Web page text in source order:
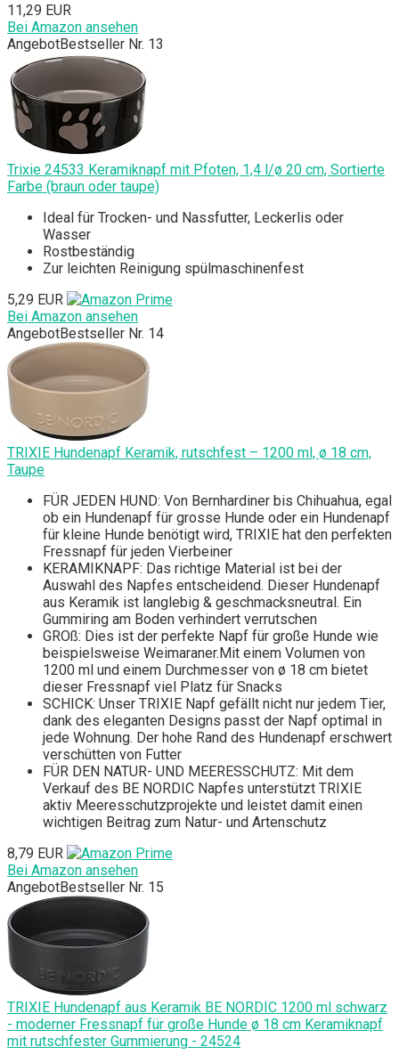
11,29 EUR
Bei Amazon ansehen
AngebotBestseller Nr. 13
Trixie 24533 Keramiknapf mit Pfoten, 1,4 l/ø 20 cm, Sortierte
Farbe (braun oder taupe)
Ideal für Trocken- und Nassfutter, Leckerlis oder
Wasser
Rostbeständig
Zur leichten Reinigung spülmaschinenfest
5,29 EUR
Bei Amazon ansehen
AngebotBestseller Nr. 14
TRIXIE Hundenapf Keramik, rutschfest – 1200 ml, ø 18 cm,
Taupe
FÜR JEDEN HUND: Von Bernhardiner bis Chihuahua, egal
ob ein Hundenapf für grosse Hunde oder ein Hundenapf
für kleine Hunde benötigt wird, TRIXIE hat den perfekten
Fressnapf für jeden Vierbeiner
KERAMIKNAPF: Das richtige Material ist bei der
Auswahl des Napfes entscheidend. Dieser Hundenapf
aus Keramik ist langlebig & geschmacksneutral. Ein
Gummiring am Boden verhindert verrutschen
GROß: Dies ist der perfekte Napf für große Hunde wie
beispielsweise Weimaraner.Mit einem Volumen von
1200 ml und einem Durchmesser von ø 18 cm bietet
dieser Fressnapf viel Platz für Snacks
SCHICK: Unser TRIXIE Napf gefällt nicht nur jedem Tier,
dank des eleganten Designs passt der Napf optimal in
jede Wohnung. Der hohe Rand des Hundenapf erschwert
verschütten von Futter
FÜR DEN NATUR- UND MEERESSCHUTZ: Mit dem
Verkauf des BE NORDIC Napfes unterstützt TRIXIE
aktiv Meeresschutzprojekte und leistet damit einen
wichtigen Beitrag zum Natur- und Artenschutz
8,79 EUR
Bei Amazon ansehen
AngebotBestseller Nr. 15
TRIXIE Hundenapf aus Keramik BE NORDIC 1200 ml schwarz
- moderner Fressnapf für große Hunde ø 18 cm Keramiknapf
mit rutschfester Gummierung - 24524